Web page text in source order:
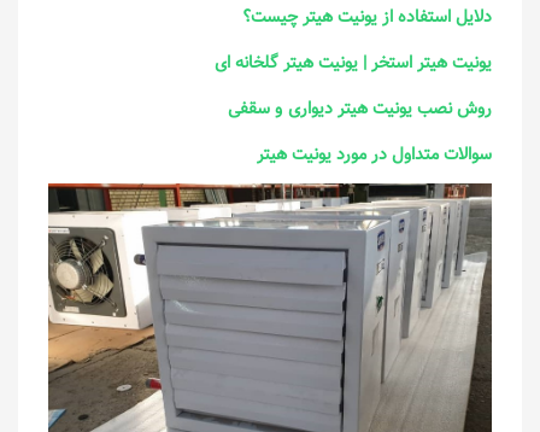
دلایل استفاده از یونیت هیتر چیست؟
یونیت هیتر استخر | یونیت هیتر گلخانه ای
روش نصب یونیت هیتر دیواری و سقفی
سوالات متداول در مورد یونیت هیتر